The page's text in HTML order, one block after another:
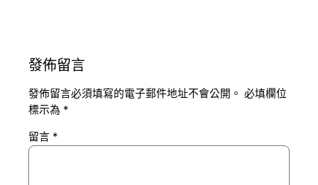
發佈留言
發佈留言必須填寫的電子郵件地址不會公開。 必填欄位
標示為 *
留言 *